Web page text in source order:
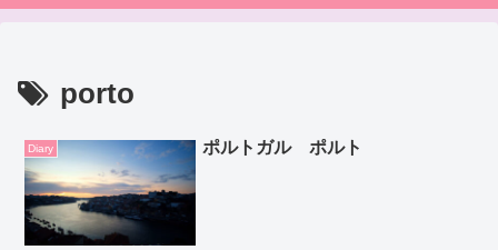
porto
Diary ポルトガル ポルト